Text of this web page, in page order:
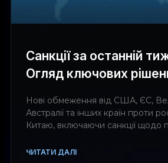
Санкції за останній
Огляд ключових
Нові обмеження від США, ЄС,
Австралії та інших країн проти
Китаю, включаючи санкції щодо
ЧИТАТИ ДАЛІ